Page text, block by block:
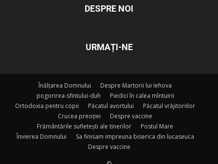
DESPRE NOI
URMAȚI-NE
Înălțarea Domnului
Despre Martorii lui Iehova
pogorirea-sfintului-duh
Piedici în calea mîntuirii
Ortodoxia pentru copii
Păcatul avortului
Păcatul vrăjitoriilor
Crucea preoției
Despre vaccine
Frământările sufletești ale tinerilor
Postul Mare
Învierea Domnului
Sa finisam impreuna biserica din lucaseuca
Despre vaccine